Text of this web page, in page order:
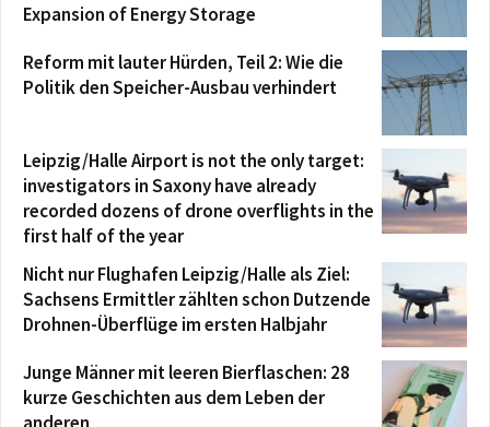
Expansion of Energy Storage
Reform mit lauter Hürden, Teil 2: Wie die
Politik den Speicher-Ausbau verhindert
Leipzig/Halle Airport is not the only target:
investigators in Saxony have already
recorded dozens of drone overflights in the
first half of the year
Nicht nur Flughafen Leipzig/Halle als Ziel:
Sachsens Ermittler zählten schon Dutzende
Drohnen-Überflüge im ersten Halbjahr
Junge Männer mit leeren Bierflaschen: 28
kurze Geschichten aus dem Leben der